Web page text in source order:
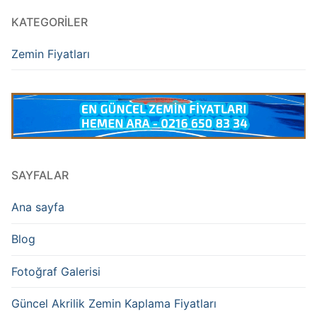
KATEGORILER
Zemin Fiyatları
SAYFALAR
Ana sayfa
Blog
Fotoğraf Galerisi
Güncel Akrilik Zemin Kaplama Fiyatları